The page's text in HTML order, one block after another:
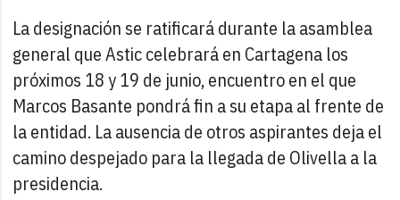
La designación se ratificará durante la asamblea
general que Astic celebrará en Cartagena los
próximos 18 y 19 de junio, encuentro en el que
Marcos Basante pondrá fin a su etapa al frente de
la entidad. La ausencia de otros aspirantes deja el
camino despejado para la llegada de Olivella a la
presidencia.